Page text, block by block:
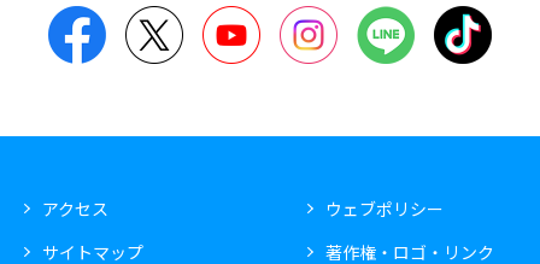
Facebook Twitter YouTube Instagram LINE
アクセス
サイトマップ
ウェブポリシー
著作権・ロゴ・リンク